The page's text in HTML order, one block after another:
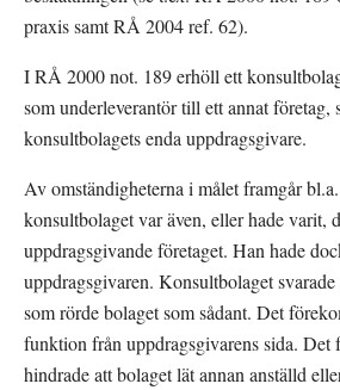
praxis samt RÅ 2004 ref. 62).
I RÅ 2000 not. 189 erhöll ett
som underleverantör till ett annat företag,
konsultbolagets enda uppdragsgivare.
Av omständigheterna i målet framgår
konsultbolaget var även, eller hade varit,
uppdragsgivande företaget. Han hade
uppdragsgivaren. Konsultbolaget
som rörde bolaget som sådant. Det
funktion från uppdragsgivarens sida. Det
hindrade att bolaget lät annan anställd